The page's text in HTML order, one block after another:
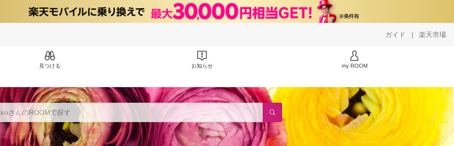
ガイド | 楽天市場
見つける お知らせ my ROOM